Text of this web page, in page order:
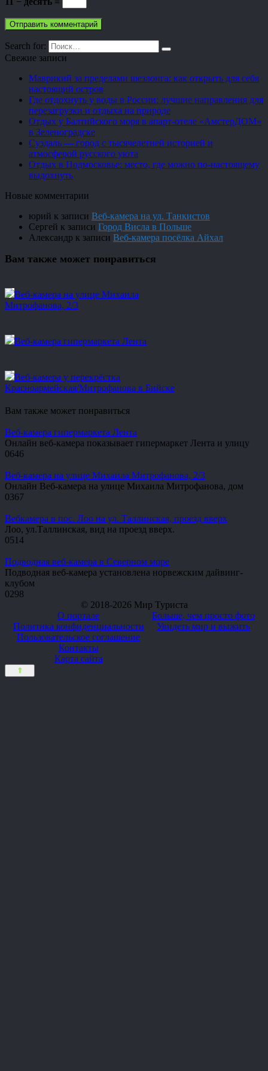
Search for:
Свежие записи
Маврикий за пределами шезлонга: как открыть для себя
настоящий остров
Где отдохнуть у воды в России: лучшие направления для
перезагрузки и отдыха на природе
Отдых у Балтийского моря в апарт-отеле «АмстерДОМ»
в Зеленоградске
Суздаль — город с тысячелетней историей и
атмосферой русского уюта
Отдых в Подмосковье: место, где можно по-настоящему
выдохнуть
Новые комментарии
юрий к записи Веб-камера на ул. Танкистов
Сергей к записи Город Висла в Польше
Александр к записи Веб-камера посёлка Айхал
Вам также может понравиться
Веб-камера на улице Михаила
Митрофанова, 2/3
Веб-камера гипермаркета Лента
Веб-камера у перекрёстка
Красноармейская/Митрофанова в Бийске
Вам также может понравиться
Веб-камера гипермаркета Лента
Онлайн веб-камера показывает гипермаркет Лента и улицу
0646
Веб-камера на улице Михаила Митрофанова, 2/3
Онлайн Веб-камера на улице Михаила Митрофанова, дом
0367
Вебкамера в пос. Лоо на ул. Таллинская, проезд вверх
Лоо, ул.Таллинская, вид на проезд вверх.
0514
Подводная веб-камера в Северном море
Подводная веб-камера установлена норвежским дайвинг-
клубом
0298
© 2018-2026 Мир Туриста
О портале
Политика конфиденциальности
Пользовательское соглашение
Контакты
Карта сайта
Больше, чем просто фото
Увидеть мир и выжить